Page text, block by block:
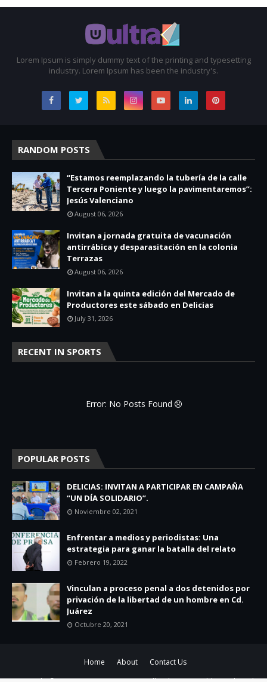
Lorem Ipsum is simply dummy text of the printing and typesetting
industry. Lorem Ipsum has been the industry's.
RANDOM POSTS
“Estamos reemplazando la tubería de la calle
Tercera Poniente y luego la pavimentaremos”:
Jesús Valenciano
August 06, 2026
Invitan a jornada gratuita de vacunación
antirrábica y desparasitación en la colonia
Terrazas
August 06, 2026
Invitan a la quinta edición del Mercado de
Productores este sábado en Delicias
July 31, 2026
RECENT IN SPORTS
Error: No Posts Found
POPULAR POSTS
DELICIAS: INVITAN A PARTICIPAR EN CAMPAÑA
“UN DÍA SOLIDARIO”.
Noviembre 02, 2021
Enfrentar a medios y periodistas: Una
estrategia para ganar la batalla del relato
Febrero 19, 2022
Vinculan a proceso penal a dos detenidos por
privación de la libertad de un hombre en Cd.
Juárez
Octubre 20, 2021
Home About
Contact Us